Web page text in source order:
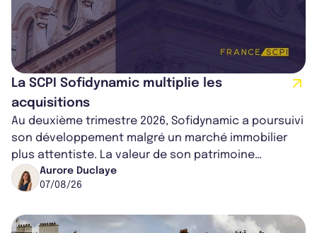
La SCPI Sofidynamic multiplie les
acquisitions
Au deuxième trimestre 2026, Sofidynamic a poursuivi
son développement malgré un marché immobilier
plus attentiste. La valeur de son patrimoine
progresse de 3,8% à périmètre constan...
Aurore Duclaye
07/08/26